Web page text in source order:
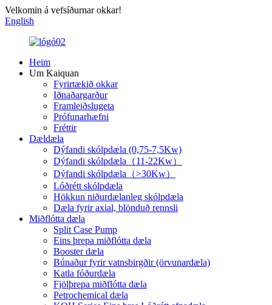
Velkomin á vefsíðurnar okkar!
English
Heim
Um Kaiquan
Fyrirtækið okkar
Iðnaðargarður
Framleiðslugeta
Prófunarhæfni
Fréttir
Dældæla
Dýfandi skólpdæla (0,75-7,5Kw)
Dýfandi skólpdæla（11-22Kw）
Dýfandi skólpdæla（>30Kw）
Lóðrétt skólpdæla
Hökkun niðurdælanleg skólpdæla
Dæla fyrir axial, blönduð rennsli
Miðflótta dæla
Split Case Pump
Eins þrepa miðflótta dæla
Booster dæla
Búnaður fyrir vatnsbirgðir (örvunardæla)
Katla fóðurdæla
Fjölþrepa miðflótta dæla
Petrochemical dæla